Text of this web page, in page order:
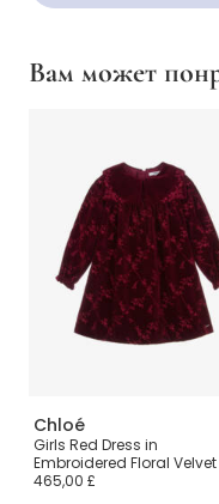
Вам может
Chloé
Girls Red Dress in
Embroidered Floral Velvet
465,00 £